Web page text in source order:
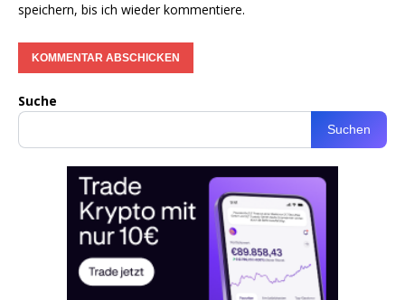
speichern, bis ich wieder kommentiere.
Suche
Suchen